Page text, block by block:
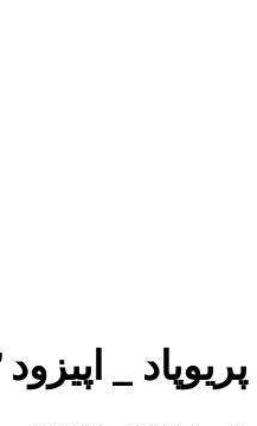
پریوپاد _ اپیزود ۱۳